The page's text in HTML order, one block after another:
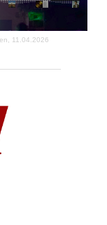
11.04.2026